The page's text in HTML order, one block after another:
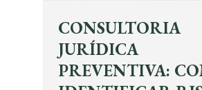
CONSULTORIA
JURÍDICA
PREVENTIVA: